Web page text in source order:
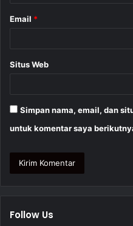
Email *
Situs Web
Simpan nama, email, dan
untuk komentar saya
Follow Us